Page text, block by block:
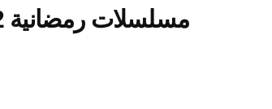
مسلسلات رمضانية 2012: عمر – الحلقة 15